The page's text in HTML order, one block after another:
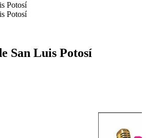
Potosí
Potosí
San Luis Potosí